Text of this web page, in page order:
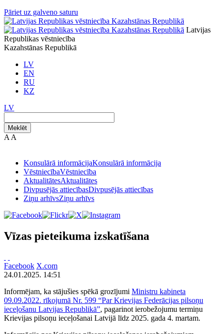
Pāriet uz galveno saturu
Latvijas
Republikas vēstniecība
Kazahstānas Republikā
LV
EN
RU
KZ
LV
Meklēt
A A
Konsulārā informācijaKonsulārā informācija
VēstniecībaVēstniecība
AktualitātesAktualitātes
Divpusējās attiecībasDivpusējās attiecības
Ziņu arhīvsZiņu arhīvs
Vīzas pieteikuma izskatīšana
Facebook X.com
24.01.2025. 14:51
Informējam, ka stājušies spēkā grozījumi Ministru kabineta
09.09.2022. rīkojumā Nr. 599 “Par Krievijas Federācijas pilsoņu
ieceļošanu Latvijas Republikā”, pagarinot ierobežojumu termiņu
Krievijas pilsoņu ieceļošanai Latvijā līdz 2025. gada 4. martam.